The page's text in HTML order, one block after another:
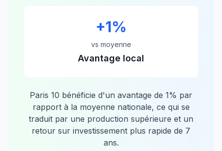
+1%
vs moyenne
Avantage local
Paris 10 bénéficie d'un avantage de 1% par
rapport à la moyenne nationale, ce qui se
traduit par une production supérieure et un
retour sur investissement plus rapide de 7
ans.